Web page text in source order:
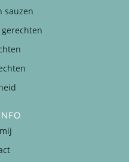
sauzen